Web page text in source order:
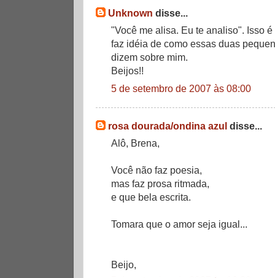
Unknown disse...
"Você me alisa. Eu te analiso". Isso
faz idéia de como essas duas
dizem sobre mim.
Beijos!!
5 de setembro de 2007 às 08:00
rosa dourada/ondina azul disse...
Alô, Brena,
Você não faz poesia,
mas faz prosa ritmada,
e que bela escrita.
Tomara que o amor seja igual...
Beijo,